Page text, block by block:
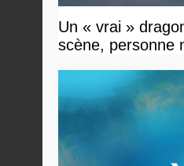
Un « vrai »
scène, personne